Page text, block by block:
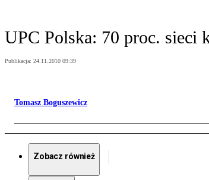
UPC Polska: 70 proc. sieci
Publikacja: 24.11.2010 09:39
Tomasz Boguszewicz
Zobacz również